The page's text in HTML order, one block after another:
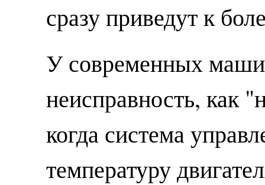
сразу приведут к
У современных
неисправность, как
когда система
температуру